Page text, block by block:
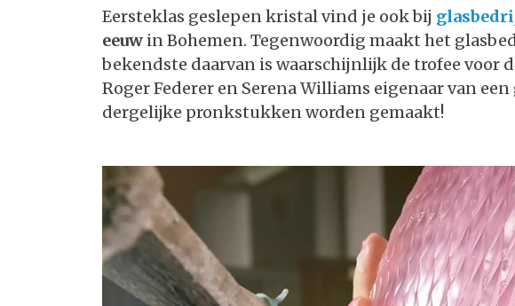
Eersteklas geslepen kristal vind je ook bij
eeuw in Bohemen. Tegenwoordig maakt het
bekendste daarvan is waarschijnlijk de trofee voor
Roger Federer en Serena Williams eigenaar van
dergelijke pronkstukken worden gemaakt!